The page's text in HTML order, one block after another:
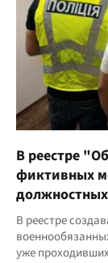
В реестре
фиктивных
В реестре
уже